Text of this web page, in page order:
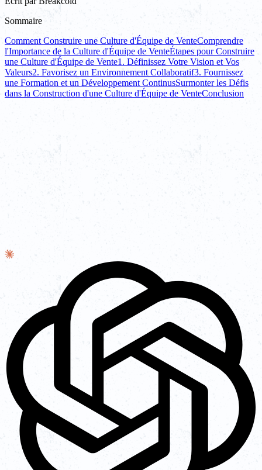
Sommaire
Comment Construire une Culture d'Équipe de VenteComprendre
l'Importance de la Culture d'Équipe de VenteÉtapes pour Construire
une Culture d'Équipe de Vente1. Définissez Votre Vision et Vos
Valeurs2. Favorisez un Environnement Collaboratif3. Fournissez
une Formation et un Développement ContinusSurmonter les Défis
dans la Construction d'une Culture d'Équipe de VenteConclusion